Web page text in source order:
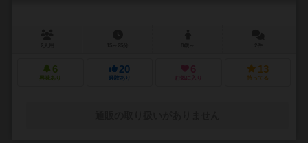
6
興味あり
20
経験あり
6
お気に入り
13
持ってる